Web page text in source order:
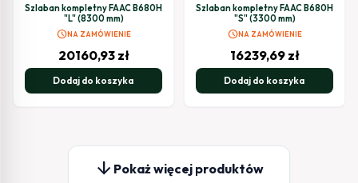
Szlaban kompletny FAAC B680H
"L" (8300 mm)
scheduleNA ZAMÓWIENIE
20160,93 zł
Dodaj do koszyka
Szlaban kompletny FAAC B680H
"S" (3300 mm)
scheduleNA ZAMÓWIENIE
16239,69 zł
Dodaj do koszyka
arrow_downward Pokaż więcej produktów